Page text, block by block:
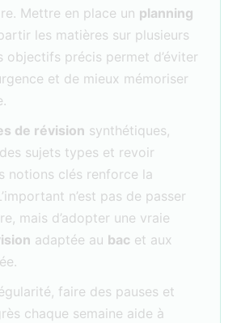
Mettre en place un planning
les matières sur plusieurs
objectifs précis permet d’éviter
et de mieux mémoriser
de révision synthétiques,
sujets types et revoir
notions clés renforce la
n’est pas de passer
mais d’adopter une vraie
adaptée au bac et aux
faire des pauses et
chaque semaine aide à